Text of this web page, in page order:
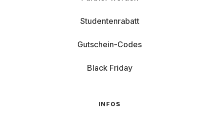
Studentenrabatt
Gutschein-Codes
Black Friday
INFOS